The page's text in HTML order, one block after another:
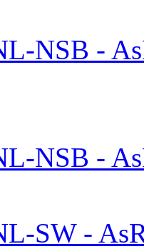
NSB -
NSB -
SW -